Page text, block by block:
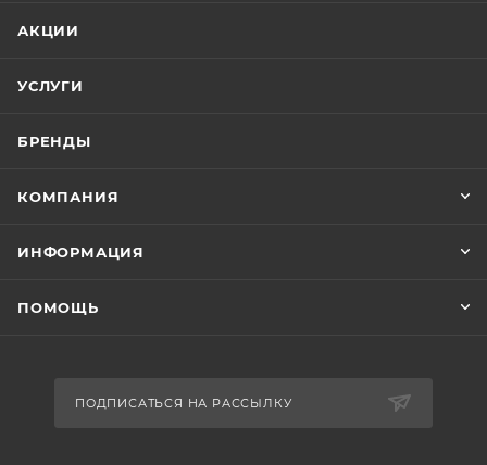
АКЦИИ
УСЛУГИ
БРЕНДЫ
КОМПАНИЯ
ИНФОРМАЦИЯ
ПОМОЩЬ
ПОДПИСАТЬСЯ НА РАССЫЛКУ